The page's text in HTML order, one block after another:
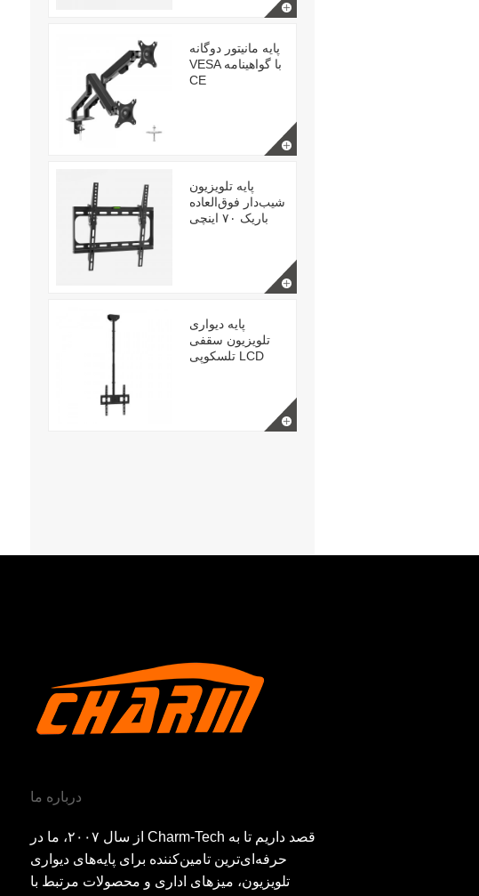
پایه مانیتور دوگانه
VESA با گواهینامه
CE
پایه تلویزیون
شیب‌دار فوق‌العاده
باریک ۷۰ اینچی
پایه دیواری
تلویزیون سقفی
تلسکوپی LCD
درباره ما
از سال ۲۰۰۷، ما در Charm-Tech قصد داریم تا به
حرفه‌ای‌ترین تامین‌کننده برای پایه‌های دیواری
تلویزیون، میزهای اداری و محصولات مرتبط با